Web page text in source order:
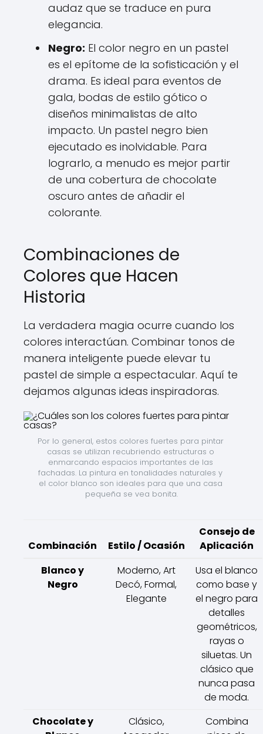
audaz que se traduce en pura
elegancia.
Negro: El color negro en un pastel
es el epítome de la sofisticación y el
drama. Es ideal para eventos de
gala, bodas de estilo gótico o
diseños minimalistas de alto
impacto. Un pastel negro bien
ejecutado es inolvidable. Para
lograrlo, a menudo es mejor partir
de una cobertura de chocolate
oscuro antes de añadir el
colorante.
Combinaciones de
Colores que Hacen
Historia
La verdadera magia ocurre cuando los
colores interactúan. Combinar tonos de
manera inteligente puede elevar tu
pastel de simple a espectacular. Aquí te
dejamos algunas ideas inspiradoras.
Por lo general, estos colores fuertes para pintar
casas se utilizan recubriendo estructuras o
enmarcando espacios importantes de las
fachadas. La pintura en tonalidades naturales y
el color blanco son ideales para que una casa
pequeña se vea bonita.
Combinación Estilo / Ocasión
Consejo de
Aplicación
Blanco y
Negro
Moderno, Art
Decó, Formal,
Elegante
Usa el blanco
como base y
el negro para
detalles
geométricos,
rayas o
siluetas. Un
clásico que
nunca pasa
de moda.
Chocolate y
Clásico,
Combina